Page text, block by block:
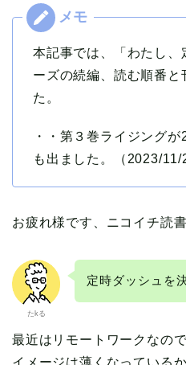
本記事では、「わたし、
ーズの続編、読む順番と
た。
・・第３巻ライジング
も出ました。（2023/11/
お疲れ様です、ニコイチ読
たkる
定時ダッシュを
最近はリモートワークなの